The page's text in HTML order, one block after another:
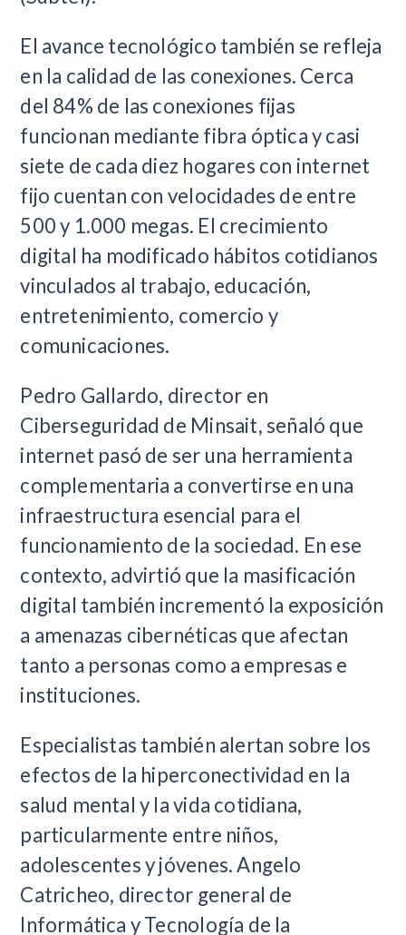
El avance tecnológico también se refleja
en la calidad de las conexiones. Cerca
del 84% de las conexiones fijas
funcionan mediante fibra óptica y casi
siete de cada diez hogares con internet
fijo cuentan con velocidades de entre
500 y 1.000 megas. El crecimiento
digital ha modificado hábitos cotidianos
vinculados al trabajo, educación,
entretenimiento, comercio y
comunicaciones.
Pedro Gallardo, director en
Ciberseguridad de Minsait, señaló que
internet pasó de ser una herramienta
complementaria a convertirse en una
infraestructura esencial para el
funcionamiento de la sociedad. En ese
contexto, advirtió que la masificación
digital también incrementó la exposición
a amenazas cibernéticas que afectan
tanto a personas como a empresas e
instituciones.
Especialistas también alertan sobre los
efectos de la hiperconectividad en la
salud mental y la vida cotidiana,
particularmente entre niños,
adolescentes y jóvenes. Angelo
Catricheo, director general de
Informática y Tecnología de la